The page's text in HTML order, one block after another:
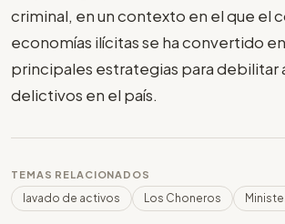
criminal, en un contexto en el que el
economías ilícitas se ha convertido en
principales estrategias para debilitar
delictivos en el país.
TEMAS RELACIONADOS
lavado de activos Los Choneros